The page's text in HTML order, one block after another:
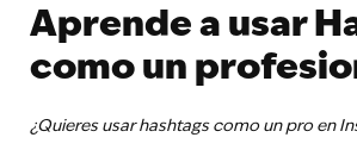
Aprende a usar
como un
¿Quieres usar hashtags como un pro en